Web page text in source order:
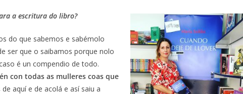
a escritura do libro?
do que sabemos e sabémolo
ser que o saibamos porque nolo
é un compendio de todo.
con todas as mulleres coas que
de aquí e de acolá e así saiu a